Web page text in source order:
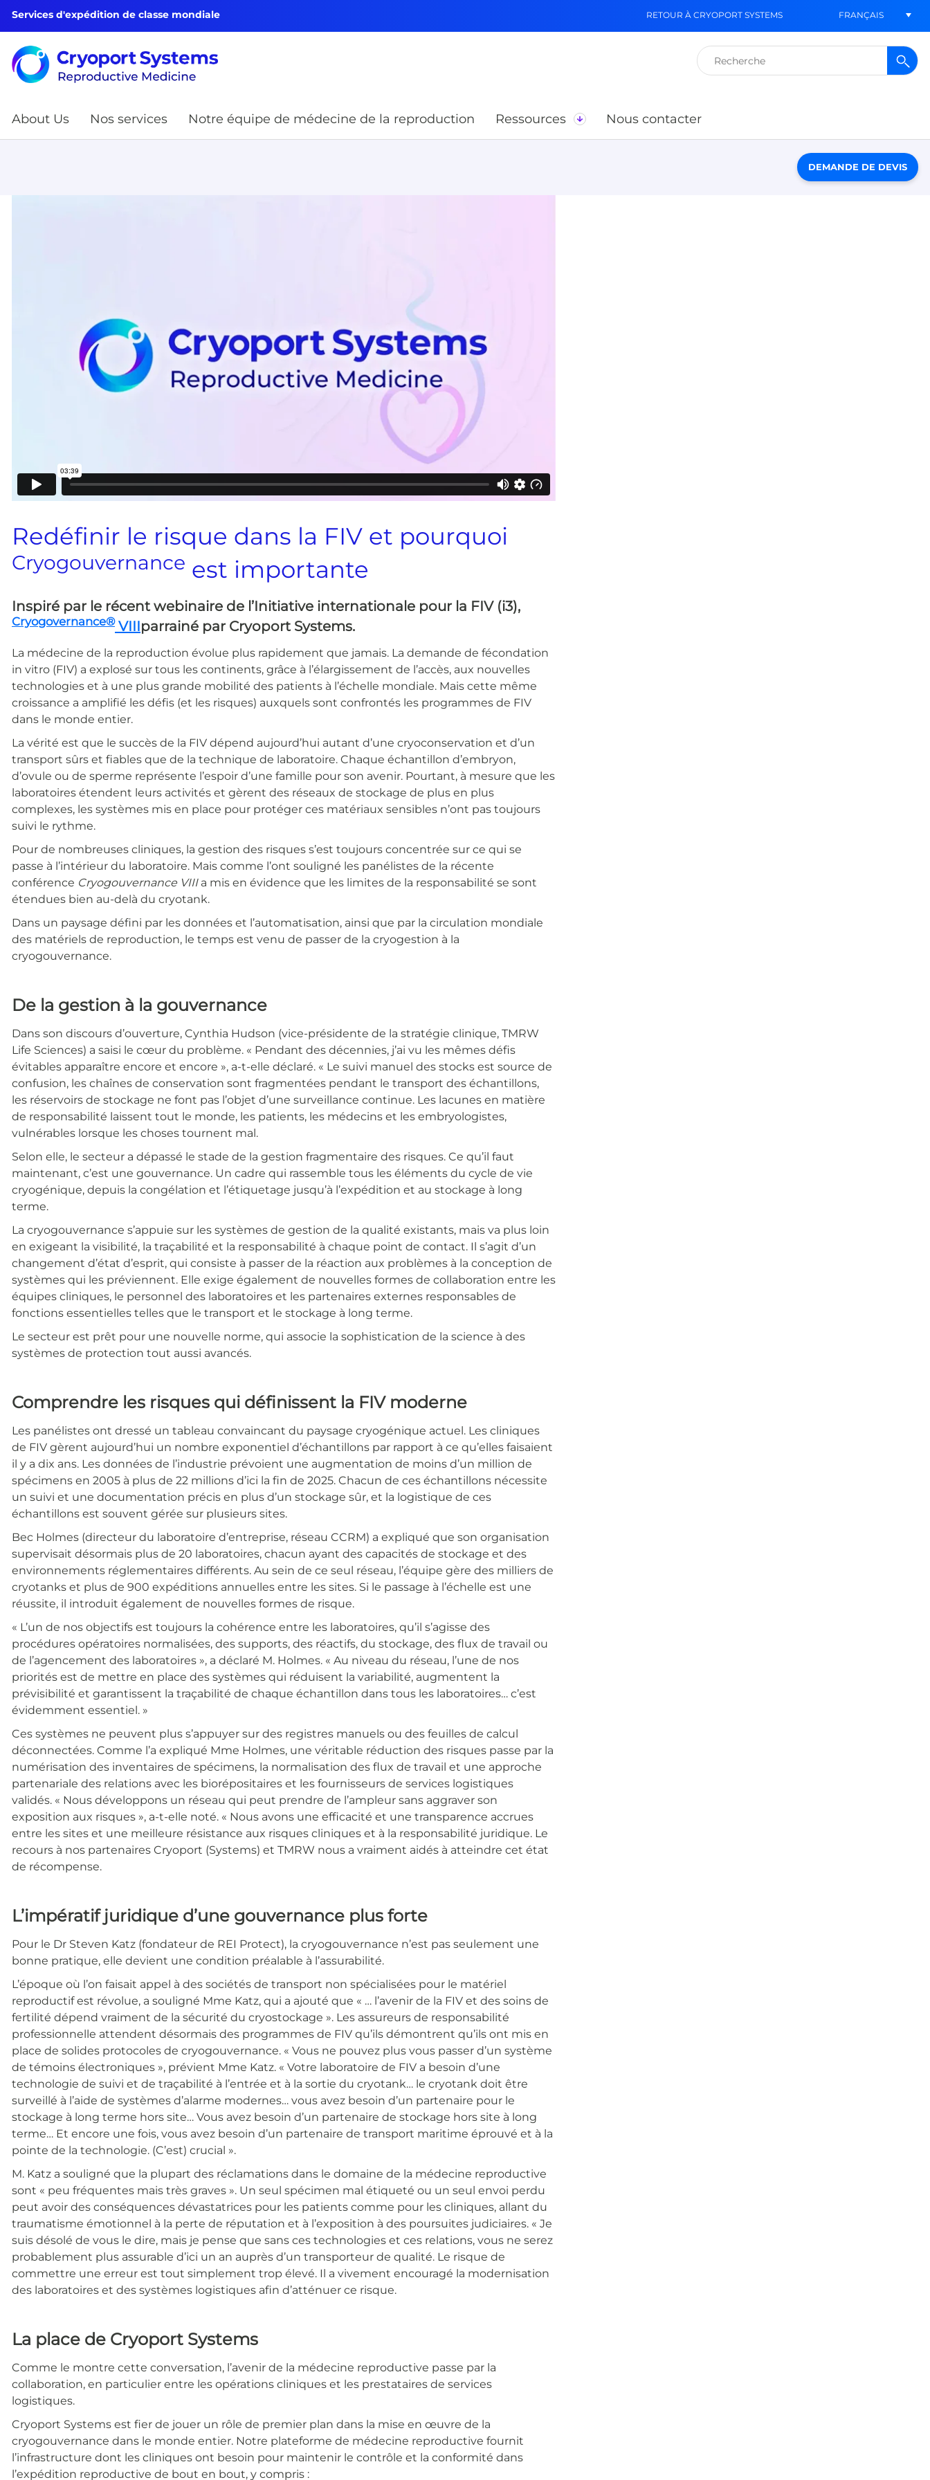
Services d'expédition de classe mondiale RETOUR À CRYOPORT SYSTEMS FRANÇAIS
Rechercher :
About Us Nos services Notre équipe de médecine de la reproduction Ressources Nous contacter
DEMANDE DE DEVIS
Redéfinir le risque dans la FIV et pourquoi
Cryogouvernance est importante
Inspiré par le récent webinaire de l’Initiative internationale pour la FIV (i3),
Cryogovernance®VIIIparrainé par Cryoport Systems.
La médecine de la reproduction évolue plus rapidement que jamais. La demande de fécondation
in vitro (FIV) a explosé sur tous les continents, grâce à l’élargissement de l’accès, aux nouvelles
technologies et à une plus grande mobilité des patients à l’échelle mondiale. Mais cette même
croissance a amplifié les défis (et les risques) auxquels sont confrontés les programmes de FIV
dans le monde entier.
La vérité est que le succès de la FIV dépend aujourd’hui autant d’une cryoconservation et d’un
transport sûrs et fiables que de la technique de laboratoire. Chaque échantillon d’embryon,
d’ovule ou de sperme représente l’espoir d’une famille pour son avenir. Pourtant, à mesure que les
laboratoires étendent leurs activités et gèrent des réseaux de stockage de plus en plus
complexes, les systèmes mis en place pour protéger ces matériaux sensibles n’ont pas toujours
suivi le rythme.
Pour de nombreuses cliniques, la gestion des risques s’est toujours concentrée sur ce qui se
passe à l’intérieur du laboratoire. Mais comme l’ont souligné les panélistes de la récente
conférence Cryogouvernance VIIIa mis en évidence que les limites de la responsabilité se sont
étendues bien au-delà du cryotank.
Dans un paysage défini par les données et l’automatisation, ainsi que par la circulation mondiale
des matériels de reproduction, le temps est venu de passer de la cryogestion à la
cryogouvernance.
De la gestion à la gouvernance
Dans son discours d’ouverture, Cynthia Hudson (vice-présidente de la stratégie clinique, TMRW
Life Sciences) a saisi le cœur du problème. « Pendant des décennies, j’ai vu les mêmes défis
évitables apparaître encore et encore », a-t-elle déclaré. « Le suivi manuel des stocks est source de
confusion, les chaînes de conservation sont fragmentées pendant le transport des échantillons,
les réservoirs de stockage ne font pas l’objet d’une surveillance continue. Les lacunes en matière
de responsabilité laissent tout le monde, les patients, les médecins et les embryologistes,
vulnérables lorsque les choses tournent mal.
Selon elle, le secteur a dépassé le stade de la gestion fragmentaire des risques. Ce qu’il faut
maintenant, c’est une gouvernance. Un cadre qui rassemble tous les éléments du cycle de vie
cryogénique, depuis la congélation et l’étiquetage jusqu’à l’expédition et au stockage à long
terme.
La cryogouvernance s’appuie sur les systèmes de gestion de la qualité existants, mais va plus loin
en exigeant la visibilité, la traçabilité et la responsabilité à chaque point de contact. Il s’agit d’un
changement d’état d’esprit, qui consiste à passer de la réaction aux problèmes à la conception de
systèmes qui les préviennent. Elle exige également de nouvelles formes de collaboration entre les
équipes cliniques, le personnel des laboratoires et les partenaires externes responsables de
fonctions essentielles telles que le transport et le stockage à long terme.
Le secteur est prêt pour une nouvelle norme, qui associe la sophistication de la science à des
systèmes de protection tout aussi avancés.
Comprendre les risques qui définissent la FIV moderne
Les panélistes ont dressé un tableau convaincant du paysage cryogénique actuel. Les cliniques
de FIV gèrent aujourd’hui un nombre exponentiel d’échantillons par rapport à ce qu’elles faisaient
il y a dix ans. Les données de l’industrie prévoient une augmentation de moins d’un million de
spécimens en 2005 à plus de 22 millions d’ici la fin de 2025. Chacun de ces échantillons nécessite
un suivi et une documentation précis en plus d’un stockage sûr, et la logistique de ces
échantillons est souvent gérée sur plusieurs sites.
Bec Holmes (directeur du laboratoire d’entreprise, réseau CCRM) a expliqué que son organisation
supervisait désormais plus de 20 laboratoires, chacun ayant des capacités de stockage et des
environnements réglementaires différents. Au sein de ce seul réseau, l’équipe gère des milliers de
cryotanks et plus de 900 expéditions annuelles entre les sites. Si le passage à l’échelle est une
réussite, il introduit également de nouvelles formes de risque.
« L’un de nos objectifs est toujours la cohérence entre les laboratoires, qu’il s’agisse des
procédures opératoires normalisées, des supports, des réactifs, du stockage, des flux de travail ou
de l’agencement des laboratoires », a déclaré M. Holmes. « Au niveau du réseau, l’une de nos
priorités est de mettre en place des systèmes qui réduisent la variabilité, augmentent la
prévisibilité et garantissent la traçabilité de chaque échantillon dans tous les laboratoires… c’est
évidemment essentiel. »
Ces systèmes ne peuvent plus s’appuyer sur des registres manuels ou des feuilles de calcul
déconnectées. Comme l’a expliqué Mme Holmes, une véritable réduction des risques passe par la
numérisation des inventaires de spécimens, la normalisation des flux de travail et une approche
partenariale des relations avec les biorépositaires et les fournisseurs de services logistiques
validés. « Nous développons un réseau qui peut prendre de l’ampleur sans aggraver son
exposition aux risques », a-t-elle noté. « Nous avons une efficacité et une transparence accrues
entre les sites et une meilleure résistance aux risques cliniques et à la responsabilité juridique. Le
recours à nos partenaires Cryoport (Systems) et TMRW nous a vraiment aidés à atteindre cet état
de récompense.
L’impératif juridique d’une gouvernance plus forte
Pour le Dr Steven Katz (fondateur de REI Protect), la cryogouvernance n’est pas seulement une
bonne pratique, elle devient une condition préalable à l’assurabilité.
L’époque où l’on faisait appel à des sociétés de transport non spécialisées pour le matériel
reproductif est révolue, a souligné Mme Katz, qui a ajouté que « … l’avenir de la FIV et des soins de
fertilité dépend vraiment de la sécurité du cryostockage ». Les assureurs de responsabilité
professionnelle attendent désormais des programmes de FIV qu’ils démontrent qu’ils ont mis en
place de solides protocoles de cryogouvernance. « Vous ne pouvez plus vous passer d’un système
de témoins électroniques », prévient Mme Katz. « Votre laboratoire de FIV a besoin d’une
technologie de suivi et de traçabilité à l’entrée et à la sortie du cryotank… le cryotank doit être
surveillé à l’aide de systèmes d’alarme modernes… vous avez besoin d’un partenaire pour le
stockage à long terme hors site… Vous avez besoin d’un partenaire de stockage hors site à long
terme… Et encore une fois, vous avez besoin d’un partenaire de transport maritime éprouvé et à la
pointe de la technologie. (C’est) crucial ».
M. Katz a souligné que la plupart des réclamations dans le domaine de la médecine reproductive
sont « peu fréquentes mais très graves ». Un seul spécimen mal étiqueté ou un seul envoi perdu
peut avoir des conséquences dévastatrices pour les patients comme pour les cliniques, allant du
traumatisme émotionnel à la perte de réputation et à l’exposition à des poursuites judiciaires. « Je
suis désolé de vous le dire, mais je pense que sans ces technologies et ces relations, vous ne serez
probablement plus assurable d’ici un an auprès d’un transporteur de qualité. Le risque de
commettre une erreur est tout simplement trop élevé. Il a vivement encouragé la modernisation
des laboratoires et des systèmes logistiques afin d’atténuer ce risque.
La place de Cryoport Systems
Comme le montre cette conversation, l’avenir de la médecine reproductive passe par la
collaboration, en particulier entre les opérations cliniques et les prestataires de services
logistiques.
Cryoport Systems est fier de jouer un rôle de premier plan dans la mise en œuvre de la
cryogouvernance dans le monde entier. Notre plateforme de médecine reproductive fournit
l’infrastructure dont les cliniques ont besoin pour maintenir le contrôle et la conformité dans
l’expédition reproductive de bout en bout, y compris :